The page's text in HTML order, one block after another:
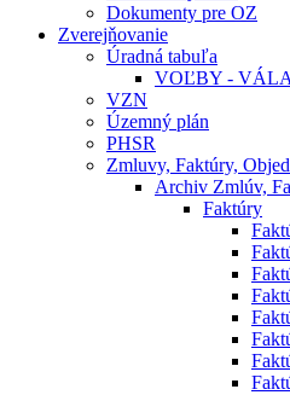
Dokumenty pre OZ
Zverejňovanie
Úradná tabuľa
VOĽBY -
VZN
Územný plán
PHSR
Zmluvy, Faktúry,
Archiv Zmlúv,
Faktúry